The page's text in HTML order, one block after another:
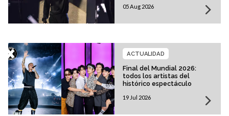
05 Aug 2026
Final del Mundial 2026:
todos los artistas del
histórico espectáculo
ACTUALIDAD
19 Jul 2026